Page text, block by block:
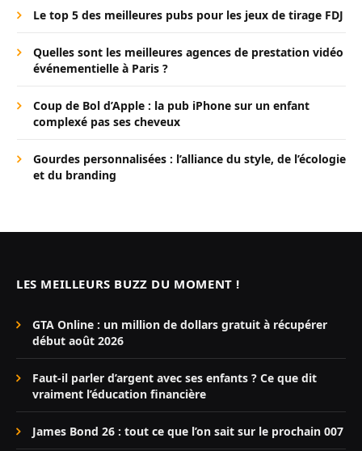
Le top 5 des meilleures pubs pour les jeux de tirage FDJ
Quelles sont les meilleures agences de prestation vidéo
événementielle à Paris ?
Coup de Bol d’Apple : la pub iPhone sur un enfant
complexé pas ses cheveux
Gourdes personnalisées : l’alliance du style, de l’écologie
et du branding
LES MEILLEURS BUZZ DU MOMENT !
GTA Online : un million de dollars gratuit à récupérer
début août 2026
Faut-il parler d’argent avec ses enfants ? Ce que dit
vraiment l’éducation financière
James Bond 26 : tout ce que l’on sait sur le prochain 007